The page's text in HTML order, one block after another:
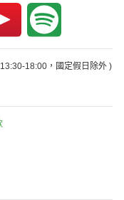
18:00，國定假日除外 )